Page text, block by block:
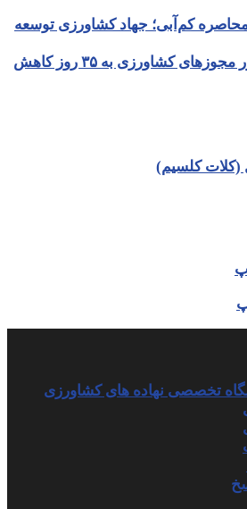
کم‌آبی؛ جهاد کشاورزی توسعه
میانگین زمان صدور مجوزهای کشاورزی به ۳۵ روز کاهش
(کلات کلسیم)
تخصصی نهاده های کشاورزی